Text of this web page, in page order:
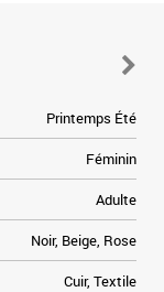
Printemps Été
Féminin
Adulte
Noir, Beige, Rose
Cuir, Textile